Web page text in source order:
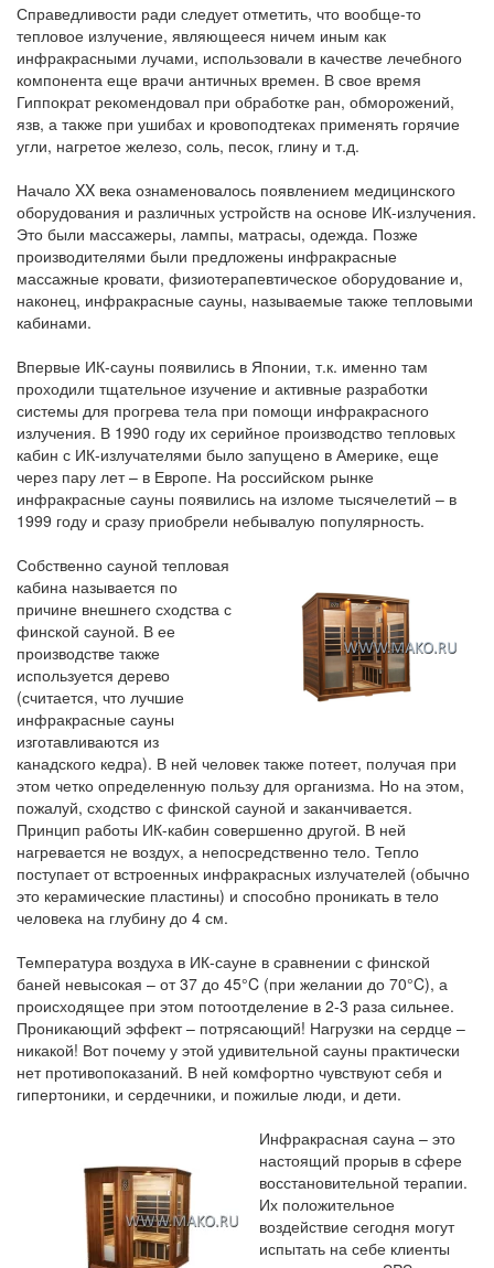
Справедливости ради следует отметить, что вообще-то
тепловое излучение, являющееся ничем иным как
инфракрасными лучами, использовали в качестве лечебного
компонента еще врачи античных времен. В свое время
Гиппократ рекомендовал при обработке ран, обморожений,
язв, а также при ушибах и кровоподтеках применять горячие
угли, нагретое железо, соль, песок, глину и т.д.
Начало XX века ознаменовалось появлением медицинского
оборудования и различных устройств на основе ИК-излучения.
Это были массажеры, лампы, матрасы, одежда. Позже
производителями были предложены инфракрасные
массажные кровати, физиотерапевтическое оборудование и,
наконец, инфракрасные сауны, называемые также тепловыми
кабинами.
Впервые ИК-сауны появились в Японии, т.к. именно там
проходили тщательное изучение и активные разработки
системы для прогрева тела при помощи инфракрасного
излучения. В 1990 году их серийное производство тепловых
кабин с ИК-излучателями было запущено в Америке, еще
через пару лет – в Европе. На российском рынке
инфракрасные сауны появились на изломе тысячелетий – в
1999 году и сразу приобрели небывалую популярность.
Собственно сауной тепловая
кабина называется по
причине внешнего сходства с
финской сауной. В ее
производстве также
используется дерево
(считается, что лучшие
инфракрасные сауны
изготавливаются из
канадского кедра). В ней человек также потеет, получая при
этом четко определенную пользу для организма. Но на этом,
пожалуй, сходство с финской сауной и заканчивается.
Принцип работы ИК-кабин совершенно другой. В ней
нагревается не воздух, а непосредственно тело. Тепло
поступает от встроенных инфракрасных излучателей (обычно
это керамические пластины) и способно проникать в тело
человека на глубину до 4 см.
Температура воздуха в ИК-сауне в сравнении с финской
баней невысокая – от 37 до 45°C (при желании до 70°C), а
происходящее при этом потоотделение в 2-3 раза сильнее.
Проникающий эффект – потрясающий! Нагрузки на сердце –
никакой! Вот почему у этой удивительной сауны практически
нет противопоказаний. В ней комфортно чувствуют себя и
гипертоники, и сердечники, и пожилые люди, и дети.
Инфракрасная сауна – это
настоящий прорыв в сфере
восстановительной терапии.
Их положительное
воздействие сегодня могут
испытать на себе клиенты